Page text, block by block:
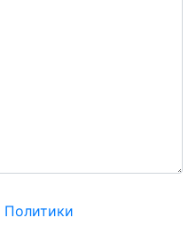
Политики